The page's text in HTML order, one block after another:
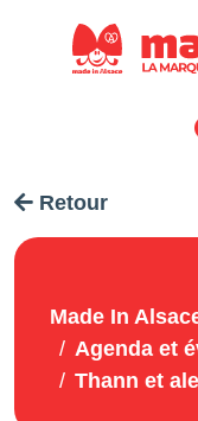
Retour
Made In
Agenda et
Thann et